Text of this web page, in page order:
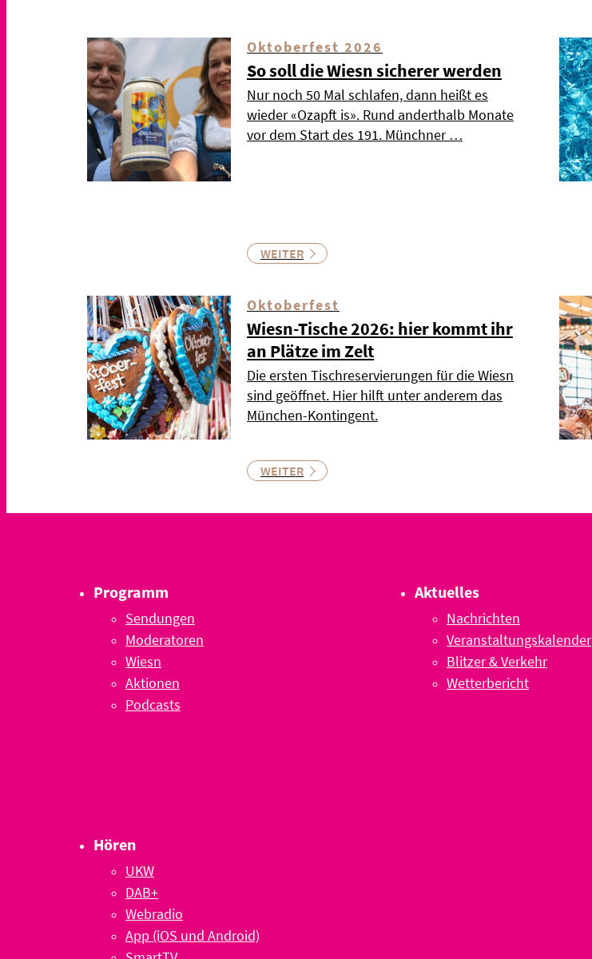
Oktoberfest 2026
So soll die Wiesn sicherer werden
Nur noch 50 Mal schlafen, dann heißt es
wieder «Ozapft is». Rund anderthalb Monate
vor dem Start des 191. Münchner …
WEITER
Oktoberfest
Wiesn-Tische 2026: hier kommt ihr
an Plätze im Zelt
Die ersten Tischreservierungen für die Wiesn
sind geöffnet. Hier hilft unter anderem das
München-Kontingent.
WEITER
Programm
Sendungen
Moderatoren
Wiesn
Aktionen
Podcasts
Aktuelles
Nachrichten
Veranstaltungskalender
Blitzer & Verkehr
Wetterbericht
Hören
UKW
DAB+
Webradio
App (iOS und Android)